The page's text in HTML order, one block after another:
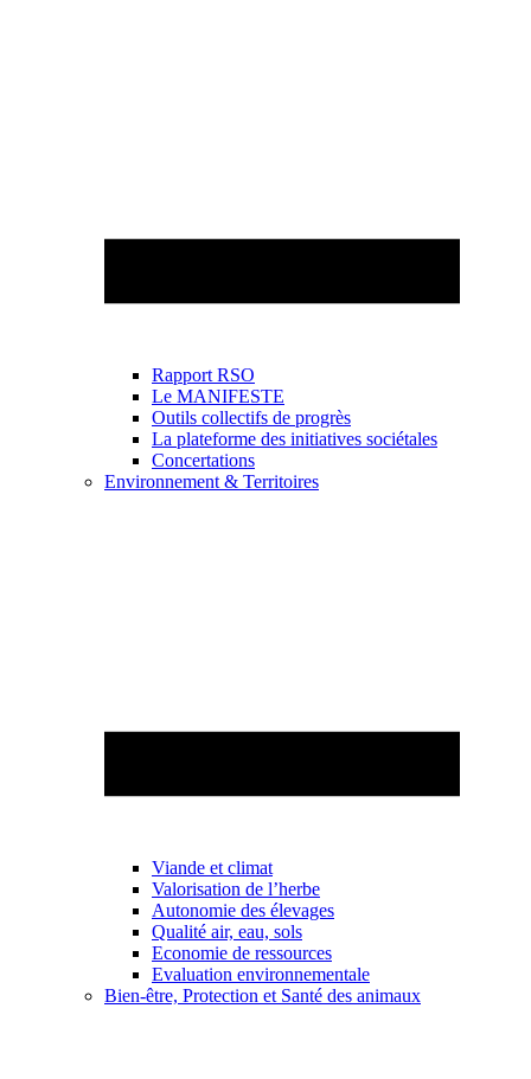
Rapport RSO
Le MANIFESTE
Outils collectifs de progrès
La plateforme des initiatives sociétales
Concertations
Environnement & Territoires
Viande et climat
Valorisation de l’herbe
Autonomie des élevages
Qualité air, eau, sols
Economie de ressources
Evaluation environnementale
Bien-être, Protection et Santé des animaux